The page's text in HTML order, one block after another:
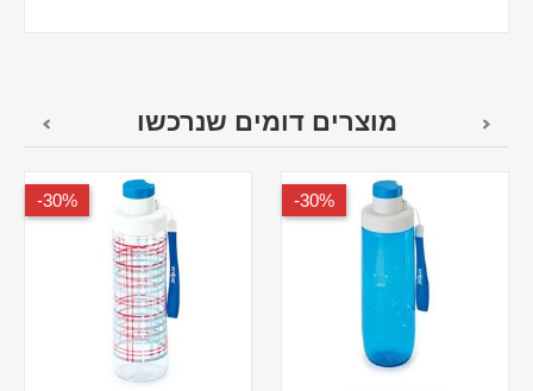
מוצרים דומים שנרכשו
30%-
30%-